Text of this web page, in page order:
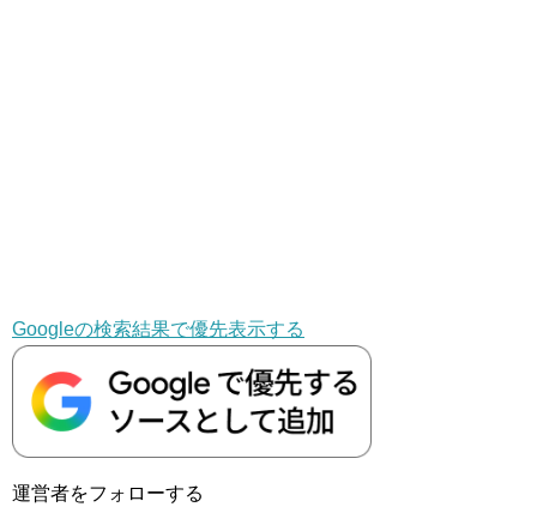
Googleの検索結果で優先表示する
運営者をフォローする